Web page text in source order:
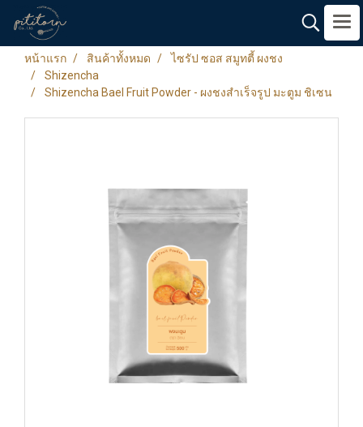
หน้าแรก สินค้าทั้งหมด
ไซรัป ซอส สมูทตี้ ผงชง
Shizencha
Shizencha Bael Fruit Powder - ผงชงสำเร็จรูป มะตูม ชิเซน